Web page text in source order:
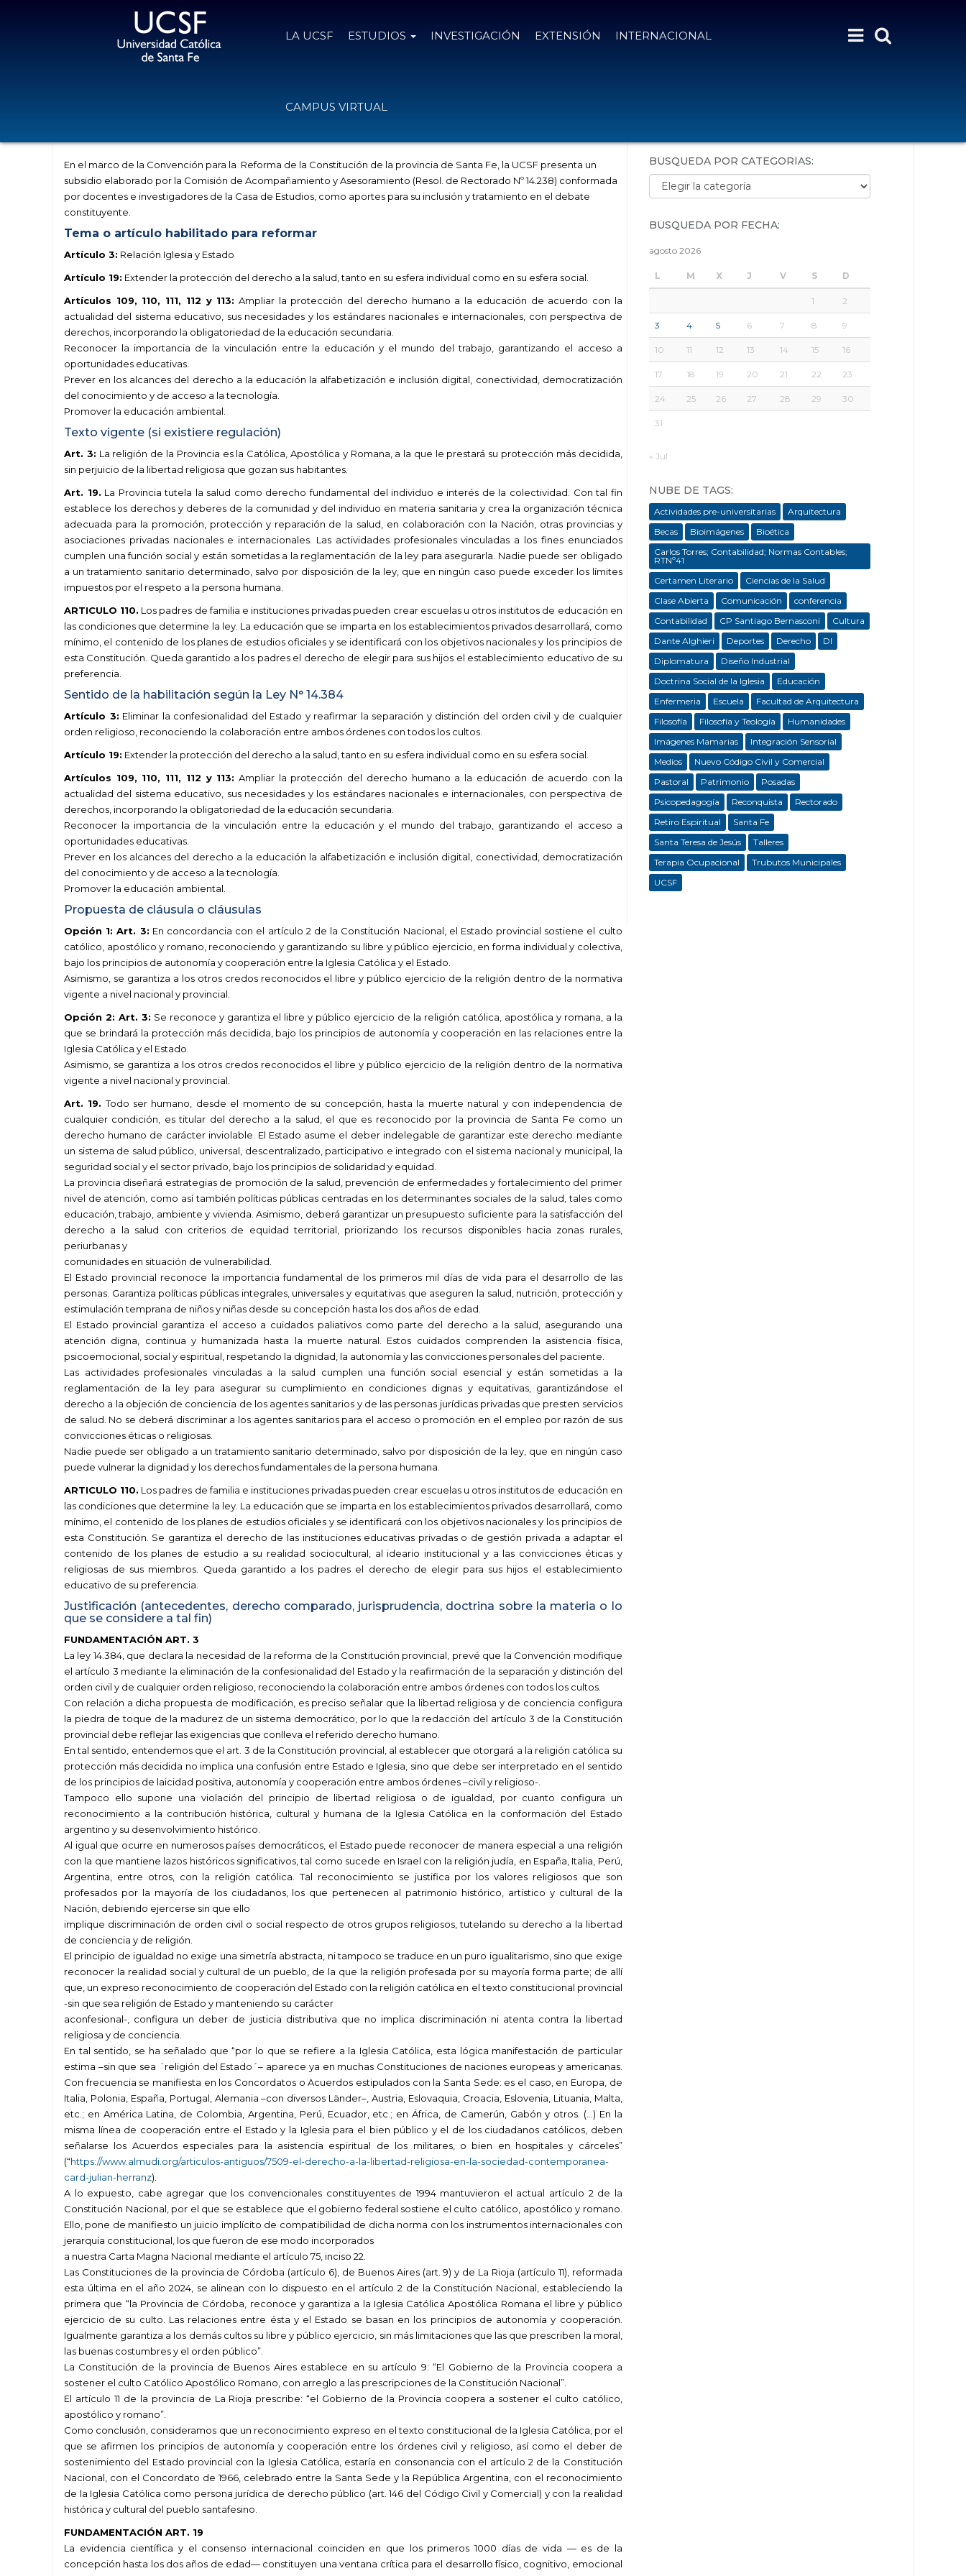
LA UCSF ESTUDIOS INVESTIGACIÓN EXTENSIÓN INTERNACIONAL
CAMPUS VIRTUAL
En el marco de la Convención para la Reforma de la Constitución de la provincia de Santa Fe, la UCSF presenta un
subsidio elaborado por la Comisión de Acompañamiento y Asesoramiento (Resol. de Rectorado Nº 14.238) conformada
por docentes e investigadores de la Casa de Estudios, como aportes para su inclusión y tratamiento en el debate
constituyente.
Tema o artículo habilitado para reformar
Artículo 3: Relación Iglesia y Estado
Artículo 19: Extender la protección del derecho a la salud, tanto en su esfera individual como en su esfera social.
Artículos 109, 110, 111, 112 y 113: Ampliar la protección del derecho humano a la educación de acuerdo con la
actualidad del sistema educativo, sus necesidades y los estándares nacionales e internacionales, con perspectiva de
derechos, incorporando la obligatoriedad de la educación secundaria.
Reconocer la importancia de la vinculación entre la educación y el mundo del trabajo, garantizando el acceso a
oportunidades educativas.
Prever en los alcances del derecho a la educación la alfabetización e inclusión digital, conectividad, democratización
del conocimiento y de acceso a la tecnología.
Promover la educación ambiental.
Texto vigente (si existiere regulación)
Art. 3: La religión de la Provincia es la Católica, Apostólica y Romana, a la que le prestará su protección más decidida,
sin perjuicio de la libertad religiosa que gozan sus habitantes.
Art. 19. La Provincia tutela la salud como derecho fundamental del individuo e interés de la colectividad. Con tal fin
establece los derechos y deberes de la comunidad y del individuo en materia sanitaria y crea la organización técnica
adecuada para la promoción, protección y reparación de la salud, en colaboración con la Nación, otras provincias y
asociaciones privadas nacionales e internacionales. Las actividades profesionales vinculadas a los fines enunciados
cumplen una función social y están sometidas a la reglamentación de la ley para asegurarla. Nadie puede ser obligado
a un tratamiento sanitario determinado, salvo por disposición de la ley, que en ningún caso puede exceder los límites
impuestos por el respeto a la persona humana.
ARTICULO 110. Los padres de familia e instituciones privadas pueden crear escuelas u otros institutos de educación en
las condiciones que determine la ley. La educación que se imparta en los establecimientos privados desarrollará, como
mínimo, el contenido de los planes de estudios oficiales y se identificará con los objetivos nacionales y los principios de
esta Constitución. Queda garantido a los padres el derecho de elegir para sus hijos el establecimiento educativo de su
preferencia.
Sentido de la habilitación según la Ley N° 14.384
Artículo 3: Eliminar la confesionalidad del Estado y reafirmar la separación y distinción del orden civil y de cualquier
orden religioso, reconociendo la colaboración entre ambos órdenes con todos los cultos.
Artículo 19: Extender la protección del derecho a la salud, tanto en su esfera individual como en su esfera social.
Artículos 109, 110, 111, 112 y 113: Ampliar la protección del derecho humano a la educación de acuerdo con la
actualidad del sistema educativo, sus necesidades y los estándares nacionales e internacionales, con perspectiva de
derechos, incorporando la obligatoriedad de la educación secundaria.
Reconocer la importancia de la vinculación entre la educación y el mundo del trabajo, garantizando el acceso a
oportunidades educativas.
Prever en los alcances del derecho a la educación la alfabetización e inclusión digital, conectividad, democratización
del conocimiento y de acceso a la tecnología.
Promover la educación ambiental.
Propuesta de cláusula o cláusulas
Opción 1: Art. 3: En concordancia con el artículo 2 de la Constitución Nacional, el Estado provincial sostiene el culto
católico, apostólico y romano, reconociendo y garantizando su libre y público ejercicio, en forma individual y colectiva,
bajo los principios de autonomía y cooperación entre la Iglesia Católica y el Estado.
Asimismo, se garantiza a los otros credos reconocidos el libre y público ejercicio de la religión dentro de la normativa
vigente a nivel nacional y provincial.
Opción 2: Art. 3: Se reconoce y garantiza el libre y público ejercicio de la religión católica, apostólica y romana, a la
que se brindará la protección más decidida, bajo los principios de autonomía y cooperación en las relaciones entre la
Iglesia Católica y el Estado.
Asimismo, se garantiza a los otros credos reconocidos el libre y público ejercicio de la religión dentro de la normativa
vigente a nivel nacional y provincial.
Art. 19. Todo ser humano, desde el momento de su concepción, hasta la muerte natural y con independencia de
cualquier condición, es titular del derecho a la salud, el que es reconocido por la provincia de Santa Fe como un
derecho humano de carácter inviolable. El Estado asume el deber indelegable de garantizar este derecho mediante
un sistema de salud público, universal, descentralizado, participativo e integrado con el sistema nacional y municipal, la
seguridad social y el sector privado, bajo los principios de solidaridad y equidad.
La provincia diseñará estrategias de promoción de la salud, prevención de enfermedades y fortalecimiento del primer
nivel de atención, como así también políticas públicas centradas en los determinantes sociales de la salud, tales como
educación, trabajo, ambiente y vivienda. Asimismo, deberá garantizar un presupuesto suficiente para la satisfacción del
derecho a la salud con criterios de equidad territorial, priorizando los recursos disponibles hacia zonas rurales,
periurbanas y
comunidades en situación de vulnerabilidad.
El Estado provincial reconoce la importancia fundamental de los primeros mil días de vida para el desarrollo de las
personas. Garantiza políticas públicas integrales, universales y equitativas que aseguren la salud, nutrición, protección y
estimulación temprana de niños y niñas desde su concepción hasta los dos años de edad.
El Estado provincial garantiza el acceso a cuidados paliativos como parte del derecho a la salud, asegurando una
atención digna, continua y humanizada hasta la muerte natural. Estos cuidados comprenden la asistencia física,
psicoemocional, social y espiritual, respetando la dignidad, la autonomía y las convicciones personales del paciente.
Las actividades profesionales vinculadas a la salud cumplen una función social esencial y están sometidas a la
reglamentación de la ley para asegurar su cumplimiento en condiciones dignas y equitativas, garantizándose el
derecho a la objeción de conciencia de los agentes sanitarios y de las personas jurídicas privadas que presten servicios
de salud. No se deberá discriminar a los agentes sanitarios para el acceso o promoción en el empleo por razón de sus
convicciones éticas o religiosas.
Nadie puede ser obligado a un tratamiento sanitario determinado, salvo por disposición de la ley, que en ningún caso
puede vulnerar la dignidad y los derechos fundamentales de la persona humana.
ARTICULO 110. Los padres de familia e instituciones privadas pueden crear escuelas u otros institutos de educación en
las condiciones que determine la ley. La educación que se imparta en los establecimientos privados desarrollará, como
mínimo, el contenido de los planes de estudios oficiales y se identificará con los objetivos nacionales y los principios de
esta Constitución. Se garantiza el derecho de las instituciones educativas privadas o de gestión privada a adaptar el
contenido de los planes de estudio a su realidad sociocultural, al ideario institucional y a las convicciones éticas y
religiosas de sus miembros. Queda garantido a los padres el derecho de elegir para sus hijos el establecimiento
educativo de su preferencia.
Justificación (antecedentes, derecho comparado, jurisprudencia, doctrina sobre la materia o lo
que se considere a tal fin)
FUNDAMENTACIÓN ART. 3
La ley 14.384, que declara la necesidad de la reforma de la Constitución provincial, prevé que la Convención modifique
el artículo 3 mediante la eliminación de la confesionalidad del Estado y la reafirmación de la separación y distinción del
orden civil y de cualquier orden religioso, reconociendo la colaboración entre ambos órdenes con todos los cultos.
Con relación a dicha propuesta de modificación, es preciso señalar que la libertad religiosa y de conciencia configura
la piedra de toque de la madurez de un sistema democrático, por lo que la redacción del artículo 3 de la Constitución
provincial debe reflejar las exigencias que conlleva el referido derecho humano.
En tal sentido, entendemos que el art. 3 de la Constitución provincial, al establecer que otorgará a la religión católica su
protección más decidida no implica una confusión entre Estado e Iglesia, sino que debe ser interpretado en el sentido
de los principios de laicidad positiva, autonomía y cooperación entre ambos órdenes –civil y religioso-.
Tampoco ello supone una violación del principio de libertad religiosa o de igualdad, por cuanto configura un
reconocimiento a la contribución histórica, cultural y humana de la Iglesia Católica en la conformación del Estado
argentino y su desenvolvimiento histórico.
Al igual que ocurre en numerosos países democráticos, el Estado puede reconocer de manera especial a una religión
con la que mantiene lazos históricos significativos, tal como sucede en Israel con la religión judía, en España, Italia, Perú,
Argentina, entre otros, con la religión católica. Tal reconocimiento se justifica por los valores religiosos que son
profesados por la mayoría de los ciudadanos, los que pertenecen al patrimonio histórico, artístico y cultural de la
Nación, debiendo ejercerse sin que ello
implique discriminación de orden civil o social respecto de otros grupos religiosos, tutelando su derecho a la libertad
de conciencia y de religión.
El principio de igualdad no exige una simetría abstracta, ni tampoco se traduce en un puro igualitarismo, sino que exige
reconocer la realidad social y cultural de un pueblo, de la que la religión profesada por su mayoría forma parte; de allí
que, un expreso reconocimiento de cooperación del Estado con la religión católica en el texto constitucional provincial
-sin que sea religión de Estado y manteniendo su carácter
aconfesional-, configura un deber de justicia distributiva que no implica discriminación ni atenta contra la libertad
religiosa y de conciencia.
En tal sentido, se ha señalado que “por lo que se refiere a la Iglesia Católica, esta lógica manifestación de particular
estima –sin que sea ´religión del Estado´– aparece ya en muchas Constituciones de naciones europeas y americanas.
Con frecuencia se manifiesta en los Concordatos o Acuerdos estipulados con la Santa Sede: es el caso, en Europa, de
Italia, Polonia, España, Portugal, Alemania –con diversos Länder–, Austria, Eslovaquia, Croacia, Eslovenia, Lituania, Malta,
etc.; en América Latina, de Colombia, Argentina, Perú, Ecuador, etc.; en África, de Camerún, Gabón y otros. (…) En la
misma línea de cooperación entre el Estado y la Iglesia para el bien público y el de los ciudadanos católicos, deben
señalarse los Acuerdos especiales para la asistencia espiritual de los militares, o bien en hospitales y cárceles”
(“https://www.almudi.org/articulos-antiguos/7509-el-derecho-a-la-libertad-religiosa-en-la-sociedad-contemporanea-
card-julian-herranz).
A lo expuesto, cabe agregar que los convencionales constituyentes de 1994 mantuvieron el actual artículo 2 de la
Constitución Nacional, por el que se establece que el gobierno federal sostiene el culto católico, apostólico y romano.
Ello, pone de manifiesto un juicio implícito de compatibilidad de dicha norma con los instrumentos internacionales con
jerarquía constitucional, los que fueron de ese modo incorporados
a nuestra Carta Magna Nacional mediante el artículo 75, inciso 22.
Las Constituciones de la provincia de Córdoba (artículo 6), de Buenos Aires (art. 9) y de La Rioja (artículo 11), reformada
esta última en el año 2024, se alinean con lo dispuesto en el artículo 2 de la Constitución Nacional, estableciendo la
primera que “la Provincia de Córdoba, reconoce y garantiza a la Iglesia Católica Apostólica Romana el libre y público
ejercicio de su culto. Las relaciones entre ésta y el Estado se basan en los principios de autonomía y cooperación.
Igualmente garantiza a los demás cultos su libre y público ejercicio, sin más limitaciones que las que prescriben la moral,
las buenas costumbres y el orden público”.
La Constitución de la provincia de Buenos Aires establece en su artículo 9: “El Gobierno de la Provincia coopera a
sostener el culto Católico Apostólico Romano, con arreglo a las prescripciones de la Constitución Nacional”.
El artículo 11 de la provincia de La Rioja prescribe: “el Gobierno de la Provincia coopera a sostener el culto católico,
apostólico y romano”.
Como conclusión, consideramos que un reconocimiento expreso en el texto constitucional de la Iglesia Católica, por el
que se afirmen los principios de autonomía y cooperación entre los órdenes civil y religioso, así como el deber de
sostenimiento del Estado provincial con la Iglesia Católica, estaría en consonancia con el artículo 2 de la Constitución
Nacional, con el Concordato de 1966, celebrado entre la Santa Sede y la República Argentina, con el reconocimiento
de la Iglesia Católica como persona jurídica de derecho público (art. 146 del Código Civil y Comercial) y con la realidad
histórica y cultural del pueblo santafesino.
FUNDAMENTACIÓN ART. 19
La evidencia científica y el consenso internacional coinciden en que los primeros 1000 días de vida — es de la
concepción hasta los dos años de edad— constituyen una ventana crítica para el desarrollo físico, cognitivo, emocional
BÚSQUEDA POR CATEGORÍAS:
Búsqueda por categorías:
BÚSQUEDA POR FECHA:
agosto 2026
L M X J V S D
1 2
3 4 5 6 7 8 9
10 11 12 13 14 15 16
17 18 19 20 21 22 23
24 25 26 27 28 29 30
31
« Jul
NUBE DE TAGS:
Actividades pre-universitarias
Arquitectura
Becas
Bioimágenes
Bioética
Carlos Torres; Contabilidad; Normas Contables;
RTNº41
Certamen Literario
Ciencias de la Salud
Clase Abierta
Comunicación
conferencia
Contabilidad
CP Santiago Bernasconi
Cultura
Dante Alghieri
Deportes Derecho
DI
Diplomatura
Diseño Industrial
Doctrina Social de la Iglesia
Educación
Enfermeria
Escuela
Facultad de Arquitectura
Filosofía
Filosofía y Teología
Humanidades
Imágenes Mamarias
Integración Sensorial
Medios
Nuevo Código Civil y Comercial
Pastoral
Patrimonio
Posadas
Psicopedagogía
Reconquista
Rectorado
Retiro Espiritual
Santa Fe
Santa Teresa de Jesús
Talleres
Terapia Ocupacional
Trubutos Municipales
UCSF